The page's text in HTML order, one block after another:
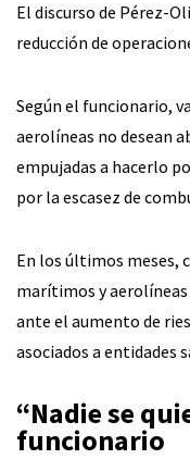
El discurso de Pérez-
reducción de
Según el funcionario,
aerolíneas no desean
empujadas a hacerlo
por la escasez de
En los últimos meses,
marítimos y aerolíneas
ante el aumento de
asociados a entidades
“Nadie se
funcionario